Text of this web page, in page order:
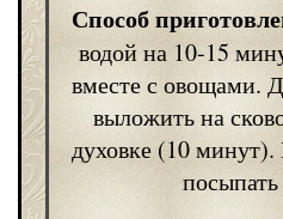
Способ
водой на 10-15
вместе с овощами.
выложить на
духовке (10